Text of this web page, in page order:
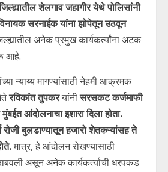
शेलगाव जहागीर येथे पोलिसांनी
सरनाईक यांना झोपेतून उठवून
अनेक प्रमुख कार्यकर्त्यांना अटक
आहे.
न्याय्य मागण्यांसाठी नेहमी आक्रमक
रविकांत तुपकरयांनीसरसकट कर्जमाफी
आंदोलनाचा इशारा दिला होता.
रोजी बुलडाण्यातून हजारो शेतकऱ्यांसह ते
मात्र, हे आंदोलन रोखण्यासाठी
राबवली असून अनेक कार्यकर्त्यांची धरपकड